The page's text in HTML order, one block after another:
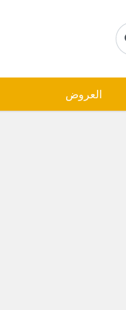
العروض